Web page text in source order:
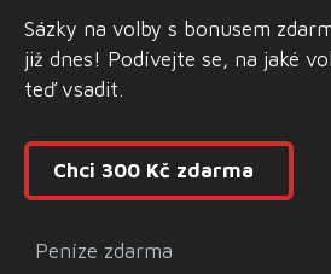
Sázky na volby s bonusem
již dnes! Podívejte se, na jaké
teď vsadit.
Chci 300 Kč zdarma
Peníze zdarma